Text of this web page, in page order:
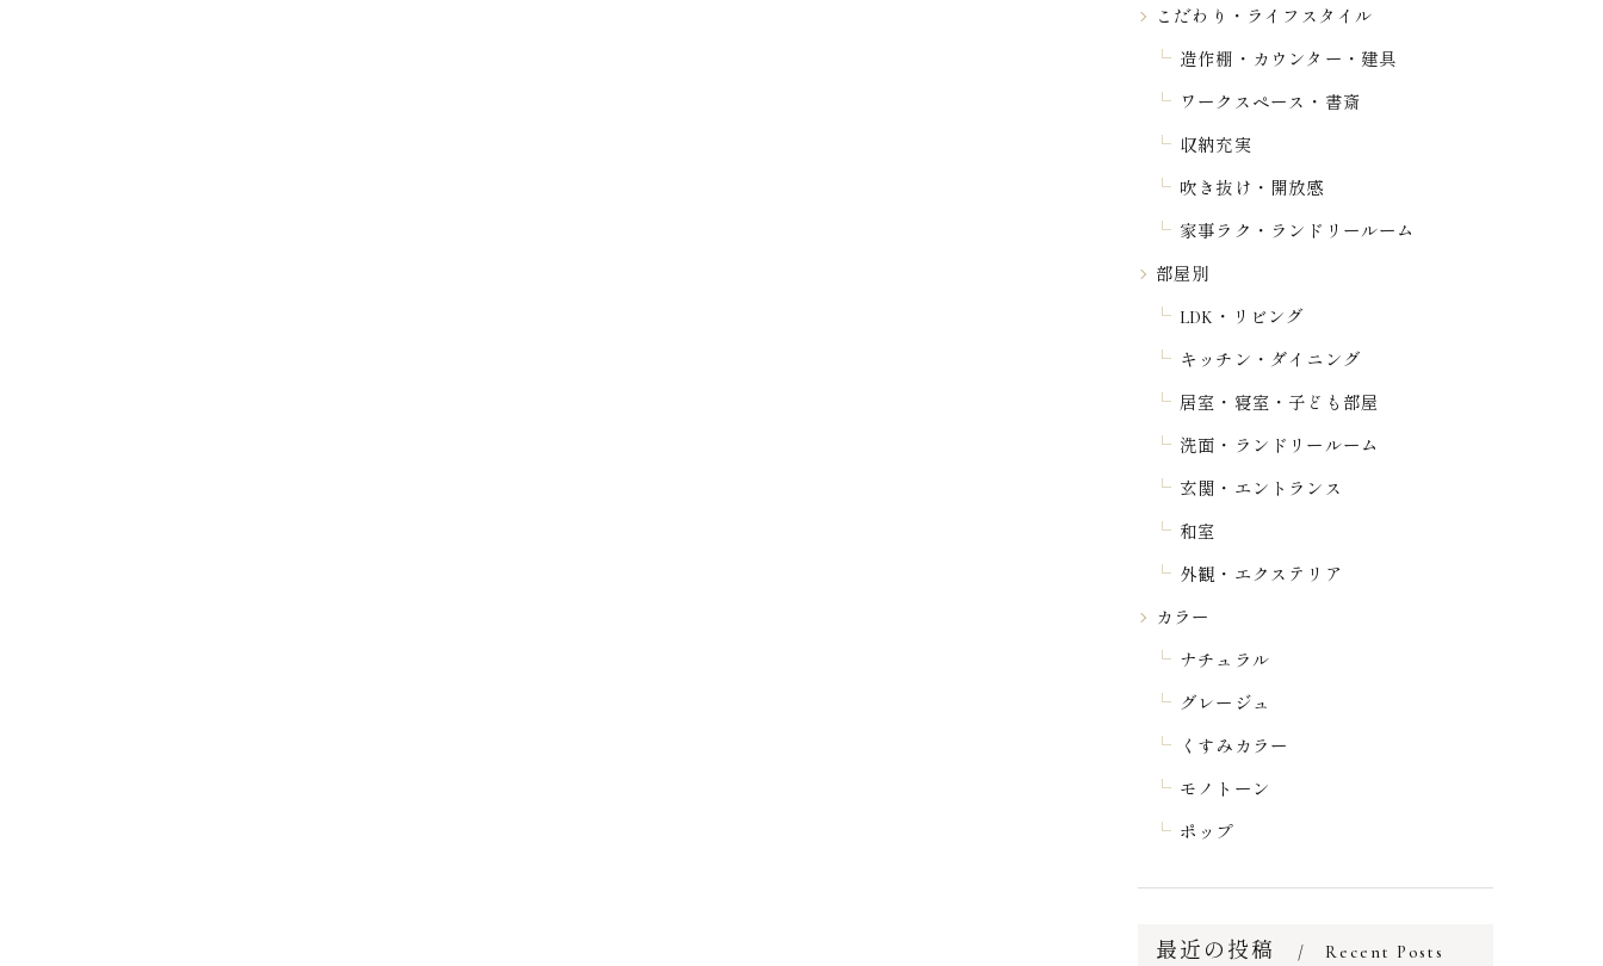
こだわり・ライフスタイル
造作棚・カウンター・建具
ワークスペース・書斎
収納充実
吹き抜け・開放感
家事ラク・ランドリールーム
部屋別
LDK・リビング
キッチン・ダイニング
居室・寝室・子ども部屋
洗面・ランドリールーム
玄関・エントランス
和室
外観・エクステリア
カラー
ナチュラル
グレージュ
くすみカラー
モノトーン
ポップ
最近の投稿 Recent Posts